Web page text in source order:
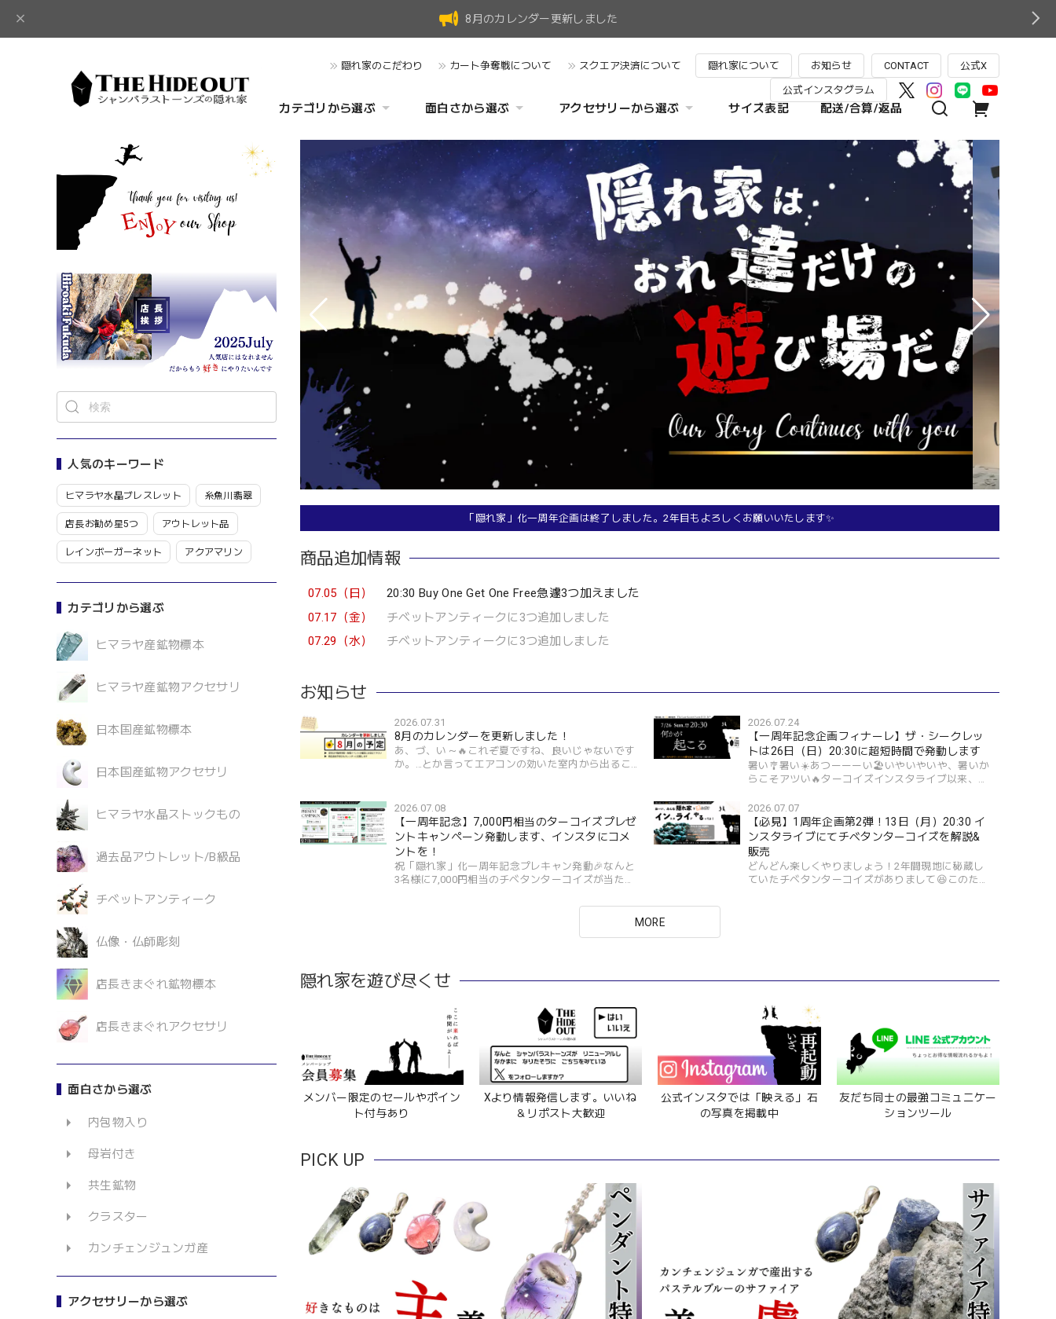
8月のカレンダー更新しました
隠れ家のこだわり カート争奪戦について スクエア決済について 隠れ家について お知らせ CONTACT 公式X
公式インスタグラム
カテゴリから選ぶ 面白さから選ぶ アクセサリーから選ぶ サイズ表記 配送/合算/返品
人気のキーワード
ヒマラヤ水晶ブレスレット 糸魚川翡翠
店長お勧め星5つ アウトレット品
レインボーガーネット アクアマリン
カテゴリから選ぶ
ヒマラヤ産鉱物標本
ヒマラヤ産鉱物アクセサリ
日本国産鉱物標本
日本国産鉱物アクセサリ
ヒマラヤ水晶ストックもの
過去品アウトレット/B級品
チベットアンティーク
仏像・仏師彫刻
店長きまぐれ鉱物標本
店長きまぐれアクセサリ
面白さから選ぶ
内包物入り
母岩付き
共生鉱物
クラスター
カンチェンジュンガ産
アクセサリーから選ぶ
「隠れ家」化一周年企画は終了しました。2年目もよろしくお願いいたします✨
商品追加情報
07.05（日）
20:30 Buy One Get One Free急遽3つ加えました
07.17（金）
チベットアンティークに3つ追加しました
07.29（水）
チベットアンティークに3つ追加しました
お知らせ
2026.07.31
8月のカレンダーを更新しました！
あ、づ、い～🔥これぞ夏ですね、良いじゃないです
か。…とか言ってエアコンの効いた室内から出るこ
は周年記念にて色...
2026.07.24
【一周年記念企画フィナーレ】ザ・シークレッ
トは26日（日）20:30に超短時間で発動します
暑い🎐暑い☀️あつーーーい🏖️いやいやいや、暑いか
らこそアツい🔥ターコイズインスタライブ以来、少
何やらで私的に忙しくしておりまして。で、すでに
復活通常運行...
2026.07.08
【一周年記念】7,000円相当のターコイズプレゼ
ントキャンペーン発動します、インスタにコメ
ントを！
祝「隠れ家」化一周年記念プレキャン発動🎉なんと
3名様に7,000円相当のチベタンターコイズが当た
す。応募用インスタ投稿は9日（木）12:00です応募
2026.07.07
【必見】1周年企画第2弾！13日（月）20:30 イ
ンスタライブにてチベタンターコイズを解説&
販売
どんどん楽しくやりましょう！2年間現地に秘蔵し
ていたチベタンターコイズがありまして😆このため
MORE
隠れ家を遊び尽くせ
メンバー限定のセールやポイン
ト付与あり
Xより情報発信します。いいね
＆リポスト大歓迎
公式インスタでは「映える」石
の写真を掲載中
友だち同士の最強コミュニケー
ションツール
PICK UP